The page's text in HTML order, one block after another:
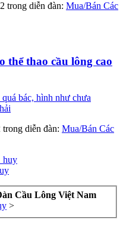
trong diễn đàn: Mua/Bán Các
thể thao cầu lông cao
bác, hình như chưa
trong diễn đàn: Mua/Bán Các
Cầu Lông Việt Nam
>